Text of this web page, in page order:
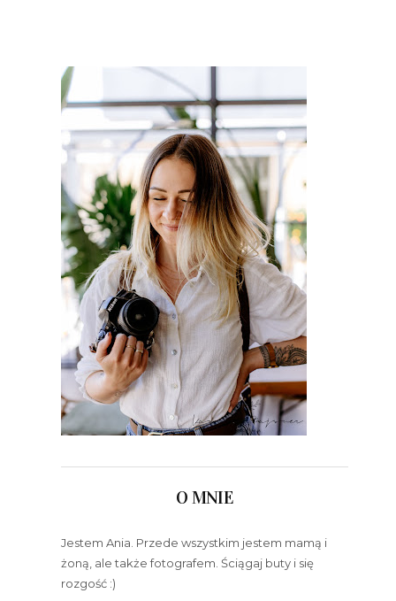
O MNIE
Jestem Ania. Przede wszystkim jestem mamą i
żoną, ale także fotografem. Ściągaj buty i się
rozgość :)